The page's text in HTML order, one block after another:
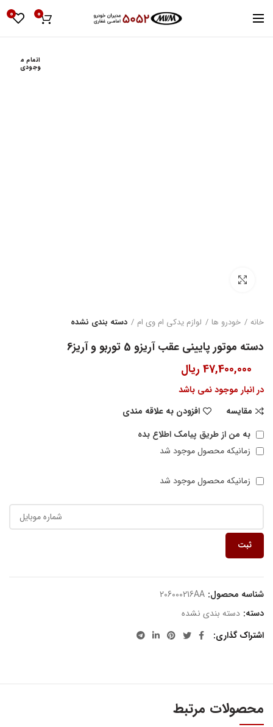
0
0
اتمام م
وجودی
خانه خودرو ها لوازم یدکی ام وی ام دسته بندی نشده
دسته موتور پایینی عقب آریزو 5 توربو و آریز6
47,400,000 ریال
در انبار موجود نمی باشد
مقایسه
افزودن به علاقه مندی
به من از طریق پیامک اطلاع بده
زمانیکه محصول موجود شد
زمانیکه محصول موجود شد
ثبت
شناسه محصول: 206000216AA
دسته: دسته بندی نشده
اشتراک گذاری
محصولات مرتبط